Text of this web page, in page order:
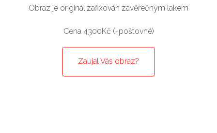
Obraz je originál,zafixován závěrečným lakem
Cena 4300Kč (+poštovné)
Zaujal Vás obraz?